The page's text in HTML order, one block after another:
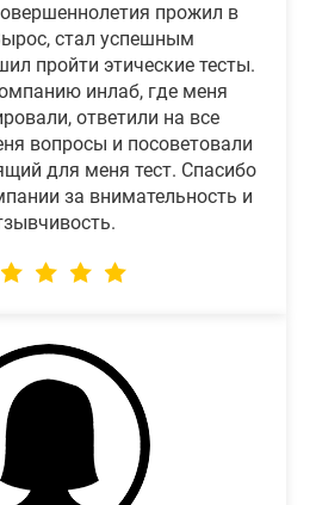
прожил в
стал успешным
пройти этические тесты.
инлаб, где меня
ответили на все
вопросы и посоветовали
для меня тест. Спасибо
за внимательность и